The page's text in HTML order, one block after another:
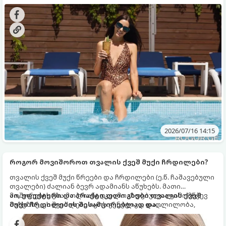
გაუხეშებულია, დაკარგა ბზინვარება და ჩალასავით
გამოიყურება.
ვაყენებთ ზღვაზე ან აუზზე ყოფნისას დაშვებული
მარტივი შეცდომებით. გთავაზობთ 3 ყველაზე
გავრცელებულ შეცდომას და მათი გადაჭრის მარტივ,
მეცნიერულად დასაბუთებულ გზებს.
2026/07/16 14:15
როგორ მოვიშოროთ თვალის ქვეშ მუქი ჩრდილები?
თვალის ქვეშ მუქი წრეები და ჩრდილები (ე.წ. ჩაშავებული
თვალები) ძალიან ბევრ ადამიანს აწუხებს. მათი
მოშორების გზა მთლიანად დამოკიდებულია გამომწვევ
მიზეზზე, ეს შეიძლება იყოს გენეტიკა, დაღლილობა,
ანატომიური სტრუქტურა ან კანის ასაკობრივი
ცვლილებები.
აი, ეფექტური და პრაქტიკული გზები თვალის ქვეშ
მუქი ჩრდილების შესამცირებლად და
მოსაშორებლად: